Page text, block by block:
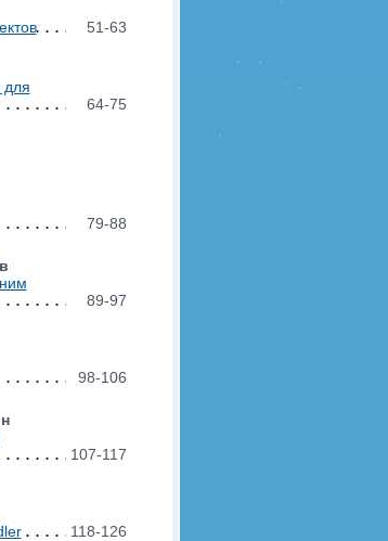
51-63
для
64-75
79-88
89-97
98-106
107-117
118-126